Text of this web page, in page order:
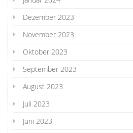
Dezember 2023
November 2023
Oktober 2023
September 2023
August 2023
Juli 2023
Juni 2023